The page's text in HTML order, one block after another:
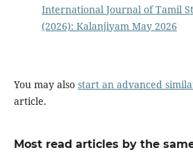
International Journal of Tamil
(2026): Kalanjiyam May 2026
You may also start an advanced
article.
Most read articles by the